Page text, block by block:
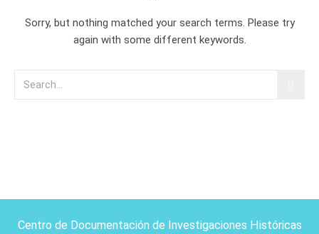
Sorry, but nothing matched your search terms. Please try
again with some different keywords.
Centro de Documentación de Investigaciones Históricas